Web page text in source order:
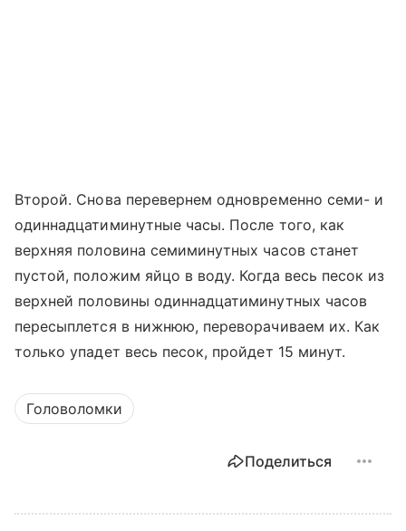
Второй. Снова перевернем одновременно семи- и
одиннадцатиминутные часы. После того, как
верхняя половина семиминутных часов станет
пустой, положим яйцо в воду. Когда весь песок из
верхней половины одиннадцатиминутных часов
пересыплется в нижнюю, переворачиваем их. Как
только упадет весь песок, пройдет 15 минут.
Головоломки
Поделиться